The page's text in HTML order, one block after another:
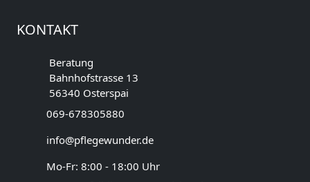
KONTAKT
Beratung
Bahnhofstrasse 13
56340 Osterspai
069-678305880
info@pflegewunder.de
Mo-Fr: 8:00 - 18:00 Uhr